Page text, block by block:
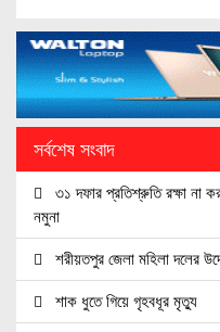
সর্বশেষ সংবাদ
৩১ দফার প্রতিশ্রুতি রক্ষা না
নমুনা
শরীয়তপুর জেলা মহিলা দলের
শাক ধুতে গিয়ে গৃহবধূর মৃত্যু